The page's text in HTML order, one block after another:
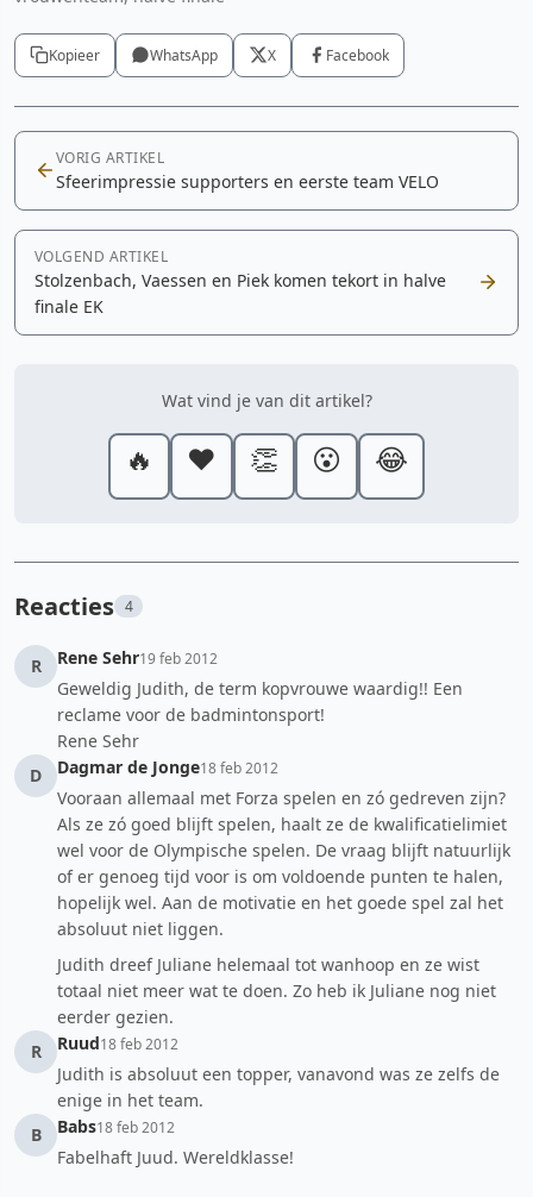
Kopieer WhatsApp X Facebook
VORIG ARTIKEL
Sfeerimpressie supporters en eerste team VELO
VOLGEND ARTIKEL
Stolzenbach, Vaessen en Piek komen tekort in halve
finale EK
Wat vind je van dit artikel?
🔥 ❤️ 👏 😮 😂
Reacties 4
R Rene Sehr19 feb 2012
Geweldig Judith, de term kopvrouwe waardig!! Een
reclame voor de badmintonsport!
Rene Sehr
D
Dagmar de Jonge18 feb 2012
Vooraan allemaal met Forza spelen en zó gedreven zijn?
Als ze zó goed blijft spelen, haalt ze de kwalificatielimiet
wel voor de Olympische spelen. De vraag blijft natuurlijk
of er genoeg tijd voor is om voldoende punten te halen,
hopelijk wel. Aan de motivatie en het goede spel zal het
absoluut niet liggen.
Judith dreef Juliane helemaal tot wanhoop en ze wist
totaal niet meer wat te doen. Zo heb ik Juliane nog niet
eerder gezien.
R
Ruud18 feb 2012
Judith is absoluut een topper, vanavond was ze zelfs de
enige in het team.
B
Babs18 feb 2012
Fabelhaft Juud. Wereldklasse!